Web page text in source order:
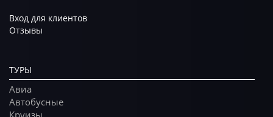
Вход для клиентов
Отзывы
ТУРЫ
Авиа
Автобусные
Круизы